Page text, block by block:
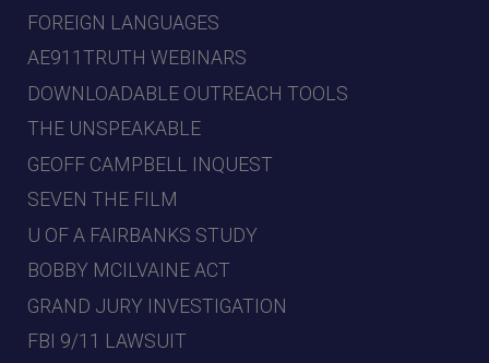
FOREIGN LANGUAGES
AE911TRUTH WEBINARS
DOWNLOADABLE OUTREACH TOOLS
THE UNSPEAKABLE
GEOFF CAMPBELL INQUEST
SEVEN THE FILM
U OF A FAIRBANKS STUDY
BOBBY MCILVAINE ACT
GRAND JURY INVESTIGATION
FBI 9/11 LAWSUIT